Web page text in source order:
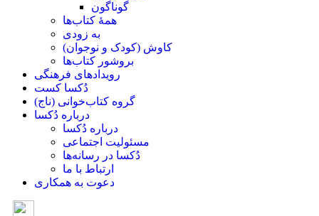
گوناگون
همۀ کتاب‌ها
به زودی
کاوش (کودک و ‌نوجوان)
بروشور کتاب‌ها
رویدادهای فرهنگی
دُکسا کست
گروه کتاب‌خوانی (ناج)
درباره دُکسا
درباره دُکسا
مسئولیت اجتماعی
دُکسا در رسانه‌ها
ارتباط با ما
دعوت به همکاری